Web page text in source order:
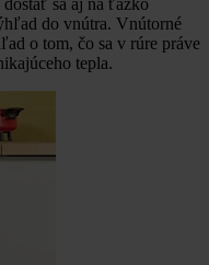
sa aj na ťažko
do vnútra. Vnútorné
o tom, čo sa v rúre práve
tepla.